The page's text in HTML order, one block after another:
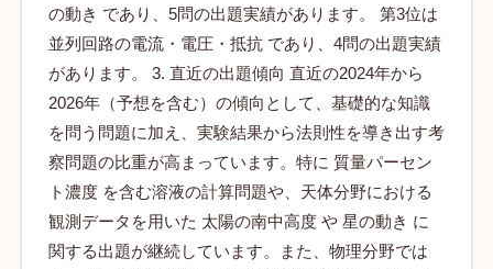
の動き であり、5問の出題実績があります。 第3位は
並列回路の電流・電圧・抵抗 であり、4問の出題実績
があります。 3. 直近の出題傾向 直近の2024年から
2026年（予想を含む）の傾向として、基礎的な知識
を問う問題に加え、実験結果から法則性を導き出す考
察問題の比重が高まっています。特に 質量パーセン
ト濃度 を含む溶液の計算問題や、天体分野における
観測データを用いた 太陽の南中高度 や 星の動き に
関する出題が継続しています。また、物理分野では